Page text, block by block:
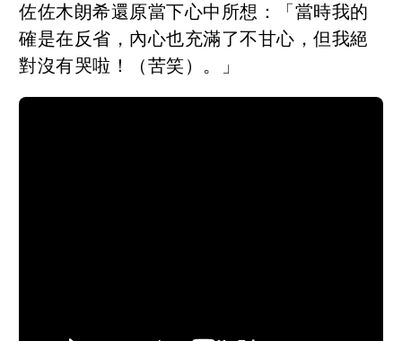
佐佐木朗希還原當下心中所想：「當時我的
確是在反省，內心也充滿了不甘心，但我絕
對沒有哭啦！（苦笑）。」